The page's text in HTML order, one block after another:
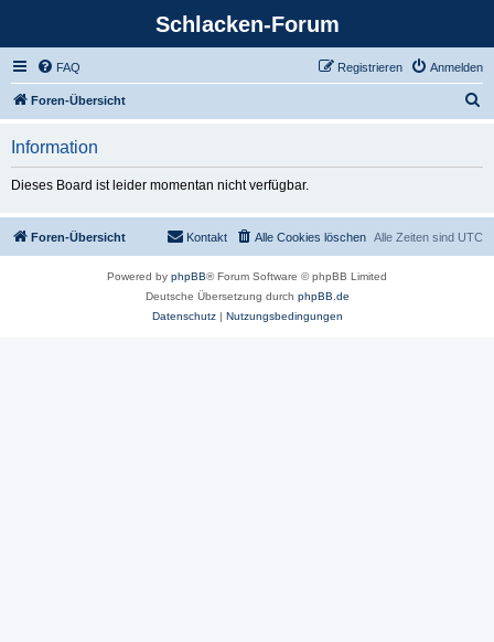
Schlacken-Forum
FAQ Anmelden
Registrieren
Foren-Übersicht
Information
Dieses Board ist leider momentan nicht verfügbar.
Foren-Übersicht Alle Zeiten sind UTC
Alle Cookies löschen
Kontakt
Powered by phpBB® Forum Software © phpBB Limited
Deutsche Übersetzung durch phpBB.de
Datenschutz| Nutzungsbedingungen